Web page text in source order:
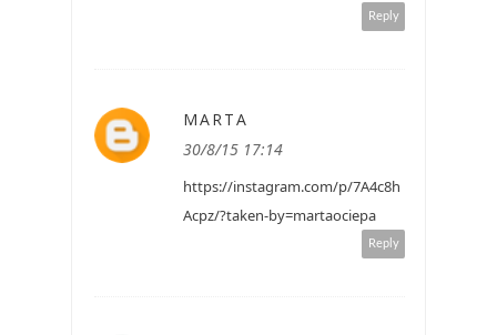
Reply
MARTA
30/8/15 17:14
https://instagram.com/p/7A4c8h
Acpz/?taken-by=martaociepa
Reply